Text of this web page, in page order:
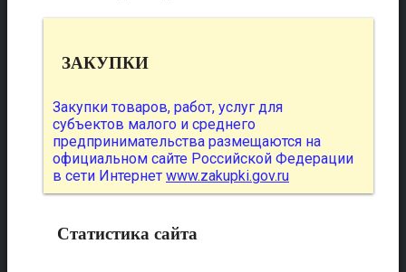
ЗАКУПКИ
Закупки товаров, работ, услуг для
субъектов малого и среднего
предпринимательства размещаются на
официальном сайте Российской Федерации
в сети Интернет www.zakupki.gov.ru
Статистика сайта